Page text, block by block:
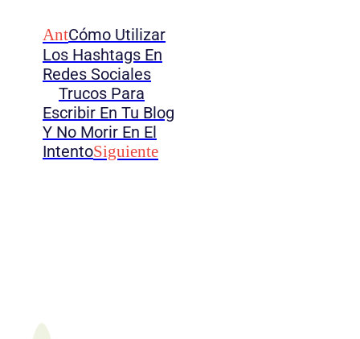
AntCómo Utilizar
Los Hashtags En
Redes Sociales
Trucos Para
Escribir En Tu Blog
Y No Morir En El
IntentoSiguiente